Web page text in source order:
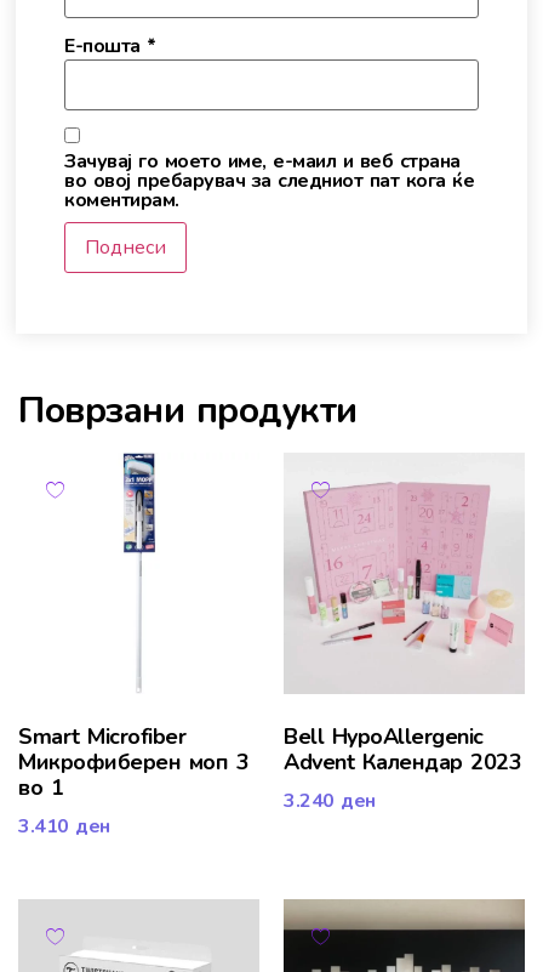
Е-пошта *
Зачувај го моето име, е-маил и веб страна
во овој пребарувач за следниот пат кога ќе
коментирам.
Поврзани продукти
Smart Microfiber
Микрофиберен моп 3
во 1
3.410 ден
Bell HypoAllergenic
Advent Календар 2023
3.240 ден